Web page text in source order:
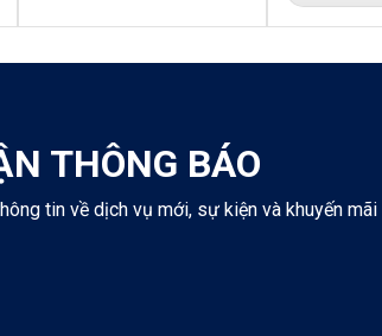
THÔNG BÁO
tin về dịch vụ mới, sự kiện và khuyến mãi